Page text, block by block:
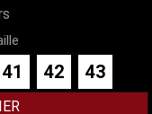
41 42 43